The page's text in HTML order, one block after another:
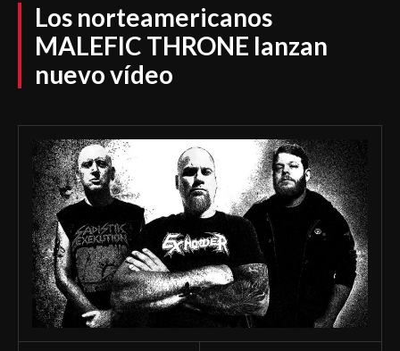
Los norteamericanos
MALEFIC THRONE lanzan
nuevo vídeo